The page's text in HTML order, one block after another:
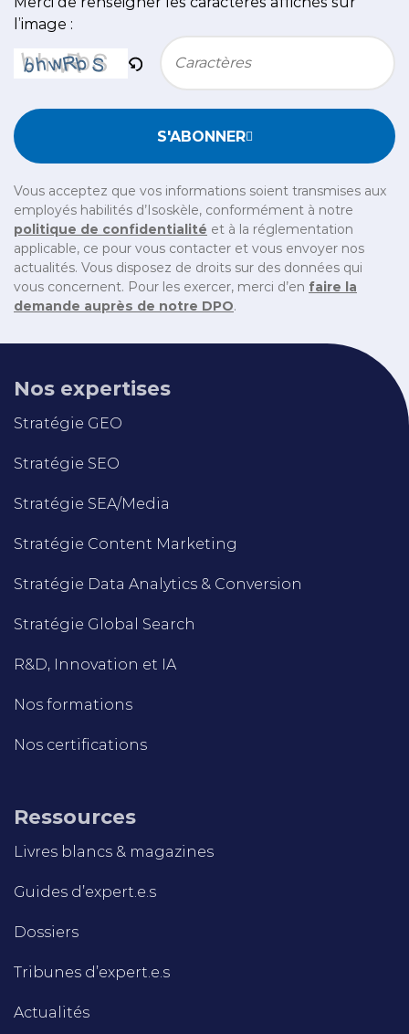
l’image :
S'ABONNER
Vous acceptez que vos informations soient transmises aux
employés habilités d’Isoskèle, conformément à notre
politique de confidentialité et à la réglementation
applicable, ce pour vous contacter et vous envoyer nos
actualités. Vous disposez de droits sur des données qui
vous concernent. Pour les exercer, merci d’en faire la
demande auprès de notre DPO.
Nos expertises
Stratégie GEO
Stratégie SEO
Stratégie SEA/Media
Stratégie Content Marketing
Stratégie Data Analytics & Conversion
Stratégie Global Search
R&D, Innovation et IA
Nos formations
Nos certifications
Ressources
Livres blancs & magazines
Guides d’expert.e.s
Dossiers
Tribunes d’expert.e.s
Actualités